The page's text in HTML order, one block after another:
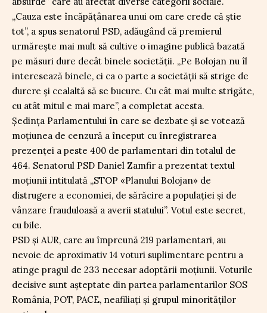
„Cauza este încăpățânarea unui om care crede că știe
tot”, a spus senatorul PSD, adăugând că premierul
urmărește mai mult să cultive o imagine publică bazată
pe măsuri dure decât binele societății. „Pe Bolojan nu îl
interesează binele, ci ca o parte a societății să strige de
durere și cealaltă să se bucure. Cu cât mai multe strigăte,
cu atât mitul e mai mare”, a completat acesta.
Ședința Parlamentului în care se dezbate și se votează
moțiunea de cenzură a început cu înregistrarea
prezenței a peste 400 de parlamentari din totalul de
464. Senatorul PSD Daniel Zamfir a prezentat textul
moțiunii intitulată „STOP «Planului Bolojan» de
distrugere a economiei, de sărăcire a populației și de
vânzare frauduloasă a averii statului”. Votul este secret,
cu bile.
PSD și AUR, care au împreună 219 parlamentari, au
nevoie de aproximativ 14 voturi suplimentare pentru a
atinge pragul de 233 necesar adoptării moțiunii. Voturile
decisive sunt așteptate din partea parlamentarilor SOS
România, POT, PACE, neafiliați și grupul minorităților